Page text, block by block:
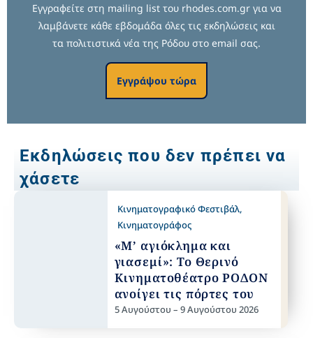
Εγγραφείτε στη mailing list του rhodes.com.gr για να
λαμβάνετε κάθε εβδομάδα όλες τις εκδηλώσεις και
τα πολιτιστικά νέα της Ρόδου στο email σας.
Εγγράψου τώρα
Εκδηλώσεις που δεν πρέπει να
χάσετε
Κινηματογραφικό Φεστιβάλ,
Κινηματογράφος
«Μ’ αγιόκλημα και
γιασεμί»: Το Θερινό
Κινηματοθέατρο ΡΟΔΟΝ
ανοίγει τις πόρτες του
5 Αυγούστου – 9 Αυγούστου 2026